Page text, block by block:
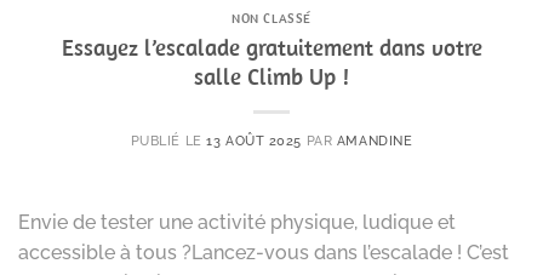
NON CLASSÉ
Essayez l’escalade gratuitement dans votre
salle Climb Up !
PUBLIÉ LE13 AOÛT 2025 PAR AMANDINE
Envie de tester une activité physique, ludique et
accessible à tous ?Lancez-vous dans l’escalade ! C’est